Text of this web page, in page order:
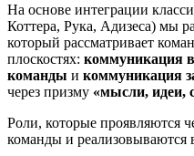
На основе интеграции
Коттера, Рука, Адизеса) мы
который рассматривает
плоскостях: коммуникация
команды и коммуникация
через призму «мысли, идеи,
Роли, которые проявляются
команды и реализовываются